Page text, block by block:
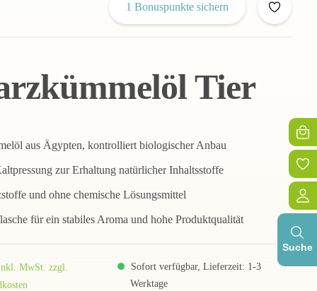
Suche
1 Bonuspunkte sichern
Tier
aus Ägypten, kontrolliert biologischer Anbau
zur Erhaltung natürlicher Inhaltsstoffe
und ohne chemische Lösungsmittel
für ein stabiles Aroma und hohe Produktqualität
MwSt. zzgl.
Sofort verfügbar, Lieferzeit: 1-3
Werktage